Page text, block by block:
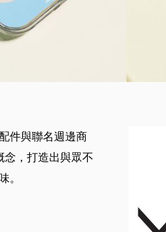
件與聯名週邊商
念，打造出與眾不
。